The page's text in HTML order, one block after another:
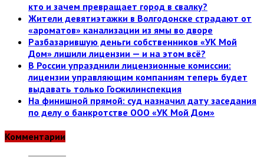
кто и зачем превращает город в свалку?
Жители девятиэтажки в Волгодонске страдают от
«ароматов» канализации из ямы во дворе
Разбазарившую деньги собственников «УК Мой
Дом» лишили лицензии — и на этом всё?
В России упразднили лицензионные комиссии:
лицензии управляющим компаниям теперь будет
выдавать только Госжилинспекция
На финишной прямой: суд назначил дату заседания
по делу о банкротстве ООО «УК Мой Дом»
Комментарии